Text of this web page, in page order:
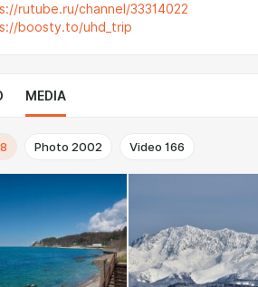
rutube.ru/channel/33314022
boosty.to/uhd_trip
MEDIA
Photo 2002 Video 166